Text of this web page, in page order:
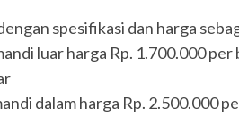
spesifikasi dan harga
luar harga Rp. 1.700.000
dalam harga Rp. 2.500.000